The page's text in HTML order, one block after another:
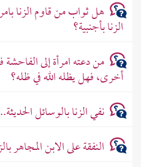
هل ثواب من قاوم الزنا
الزنا بأجنبية؟
من دعته امرأة إلى
أخرى، فهل يظله الله في ظله؟
نفي الزنا بالوسائل
النفقة على الابن المجاهر